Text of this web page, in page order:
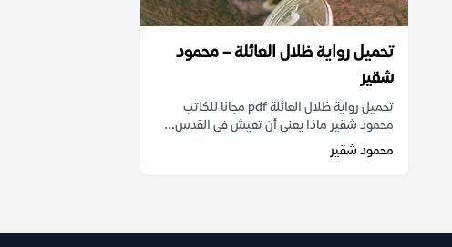
تحميل رواية ظلال العائلة – محمود
شقير
تحميل رواية ظلال العائلة pdf مجانا للكاتب
محمود شقير ماذا يعني أن تعيش في القدس...
محمود شقير